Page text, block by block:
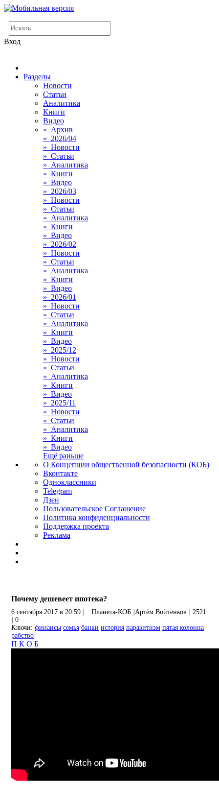
Вход
Разделы
Новости
Статьи
Аналитика
Книги
Видео
» Архив
» 2026/04
» Новости
» Статьи
» Аналитика
» Книги
» Видео
» 2026/03
» Новости
» Статьи
» Аналитика
» Книги
» Видео
» 2026/02
» Новости
» Статьи
» Аналитика
» Книги
» Видео
» 2026/01
» Новости
» Статьи
» Аналитика
» Книги
» Видео
» 2025/12
» Новости
» Статьи
» Аналитика
» Книги
» Видео
» 2025/11
» Новости
» Статьи
» Аналитика
» Книги
» Видео
Ещё раньше
О Концепции общественной безопасности (КОБ)
Вконтакте
Одноклассники
Telegram
Дзен
Пользовательское Соглашение
Политика конфиденциальности
Поддержка проекта
Реклама
Почему дешевеет ипотека?
6 сентября 2017 в 20:59 Планета-КОБ Артём Войтенков
2521
0
Ключи: финансы семья банки история паразитизм пятая колонна
рабство
П К О Б